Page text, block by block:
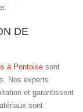
DE
à Pontoise sont
Nos experts
et garantissent
sont